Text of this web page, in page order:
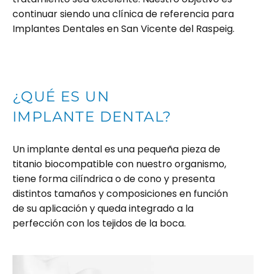
continuar siendo una clínica de referencia para
Implantes Dentales en San Vicente del Raspeig.
¿QUÉ ES UN
IMPLANTE DENTAL?
Un implante dental es una pequeña pieza de
titanio biocompatible con nuestro organismo,
tiene forma cilíndrica o de cono y presenta
distintos tamaños y composiciones en función
de su aplicación y queda integrado a la
perfección con los tejidos de la boca.